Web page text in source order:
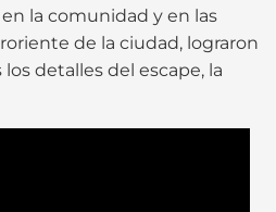
la comunidad y en las
de la ciudad, lograron
detalles del escape, la